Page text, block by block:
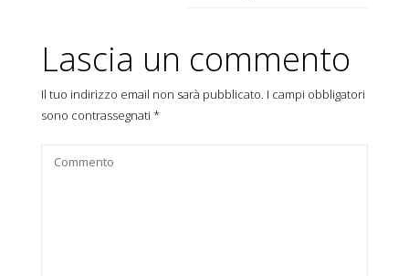
Lascia un commento
Il tuo indirizzo email non sarà pubblicato. I campi obbligatori
sono contrassegnati *